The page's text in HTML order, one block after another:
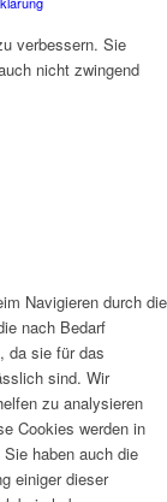
verbessern. Sie
nicht zwingend
Navigieren durch die
nach Bedarf
da sie für das
sind. Wir
zu analysieren
Cookies werden in
haben auch die
einiger dieser